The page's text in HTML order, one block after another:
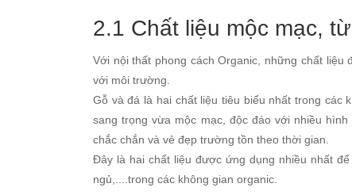
2.1 Chất liệu mộc mạc,
Với nội thất phong cách Organic, những chất
với môi trường.
Gỗ và đá là hai chất liệu tiêu biểu nhất trong
sang trọng vừa mộc mạc, độc đáo với nhiều
chắc chắn và vẻ đẹp trường tồn theo thời gian.
Đây là hai chất liệu được ứng dụng nhiều nhất
ngủ,....trong các không gian organic.